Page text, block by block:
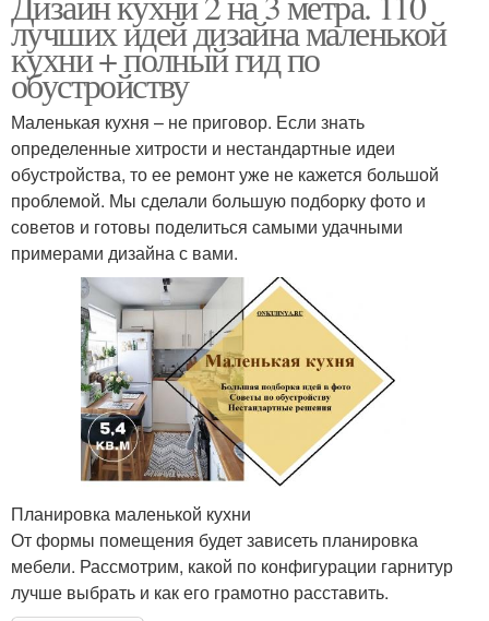
лучших идей дизайна маленькой
кухни + полный гид по
обустройству
Маленькая кухня – не приговор. Если знать
определенные хитрости и нестандартные идеи
обустройства, то ее ремонт уже не кажется большой
проблемой. Мы сделали большую подборку фото и
советов и готовы поделиться самыми удачными
примерами дизайна с вами.
Планировка маленькой кухни
От формы помещения будет зависеть планировка
мебели. Рассмотрим, какой по конфигурации гарнитур
лучше выбрать и как его грамотно расставить.